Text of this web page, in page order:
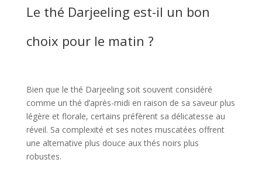
Le thé Darjeeling est-il un bon
choix pour le matin ?
Bien que le thé Darjeeling soit souvent considéré
comme un thé d’après-midi en raison de sa saveur plus
légère et florale, certains préfèrent sa délicatesse au
réveil. Sa complexité et ses notes muscatées offrent
une alternative plus douce aux thés noirs plus
robustes.